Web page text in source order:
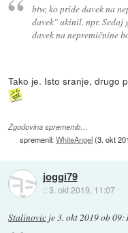
btw, ko pride davek na
davek" ukinil. npr. Sedaj
davek na nepremičnine
Tako je. Isto sranje, drugo
Zgodovina sprememb…
spremenil:WhiteAngel(3. okt
joggi79
::3. okt 2019, 11:07
Stalinovic je3. okt 2019 ob